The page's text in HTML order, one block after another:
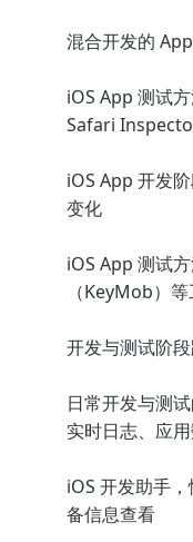
混合开发的
iOS App 测试
Safari
iOS App 开发
变化
iOS App 测试
（KeyMob）
开发与测试阶
日常开发与测
实时日志、应
iOS 开发助手
备信息查看